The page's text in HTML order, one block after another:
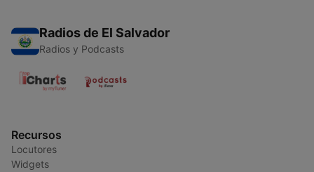
Radios de El Salvador
Radios y Podcasts
Recursos
Locutores
Widgets